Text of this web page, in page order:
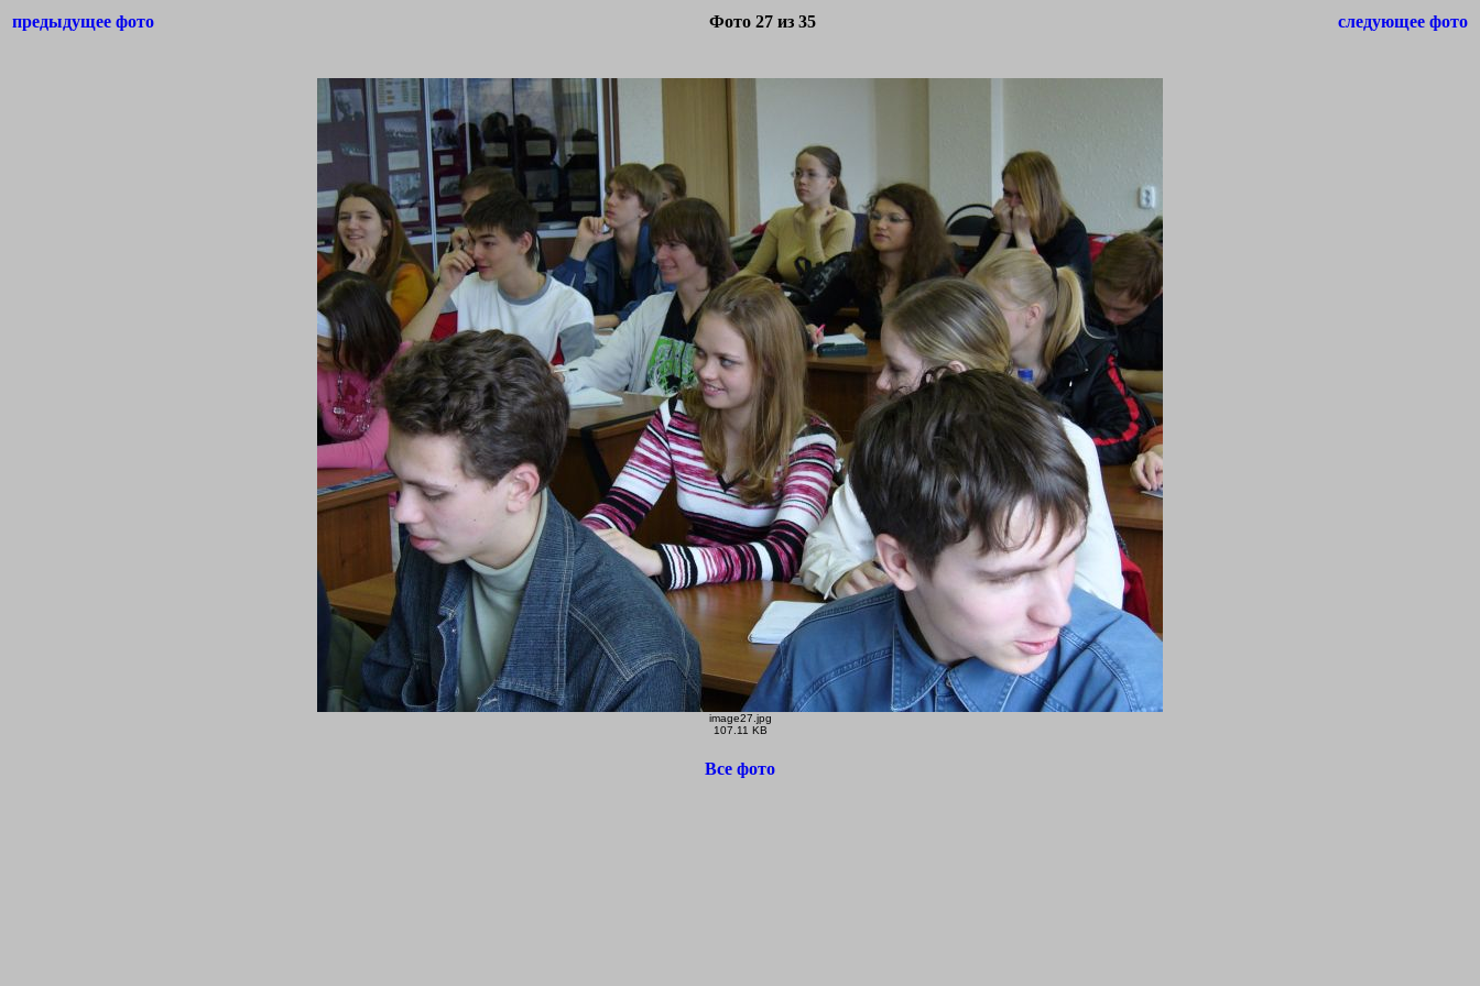
предыдущее фото Фото 27 из 35 следующее фото
image27.jpg
107.11 KB
Все фото